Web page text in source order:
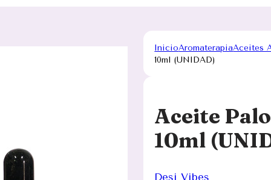
InicioAromaterapiaAceites
10ml (UNIDAD)
Aceite
10ml
Desi Vibes